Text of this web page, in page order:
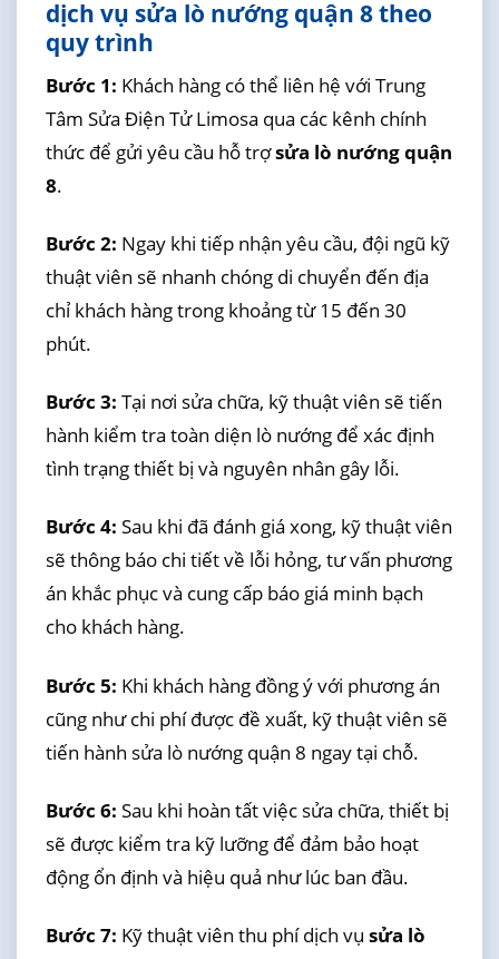
dịch vụ sửa lò nướng quận 8 theo
quy trình
Bước 1: Khách hàng có thể liên hệ với Trung
Tâm Sửa Điện Tử Limosa qua các kênh chính
thức để gửi yêu cầu hỗ trợsửa lò nướng quận
8.
Bước 2: Ngay khi tiếp nhận yêu cầu, đội ngũ kỹ
thuật viên sẽ nhanh chóng di chuyển đến địa
chỉ khách hàng trong khoảng từ 15 đến 30
phút.
Bước 3: Tại nơi sửa chữa, kỹ thuật viên sẽ tiến
hành kiểm tra toàn diện lò nướng để xác định
tình trạng thiết bị và nguyên nhân gây lỗi.
Bước 4: Sau khi đã đánh giá xong, kỹ thuật viên
sẽ thông báo chi tiết về lỗi hỏng, tư vấn phương
án khắc phục và cung cấp báo giá minh bạch
cho khách hàng.
Bước 5: Khi khách hàng đồng ý với phương án
cũng như chi phí được đề xuất, kỹ thuật viên sẽ
tiến hành sửa lò nướng quận 8 ngay tại chỗ.
Bước 6: Sau khi hoàn tất việc sửa chữa, thiết bị
sẽ được kiểm tra kỹ lưỡng để đảm bảo hoạt
động ổn định và hiệu quả như lúc ban đầu.
Bước 7: Kỹ thuật viên thu phí dịch vụ sửa lò